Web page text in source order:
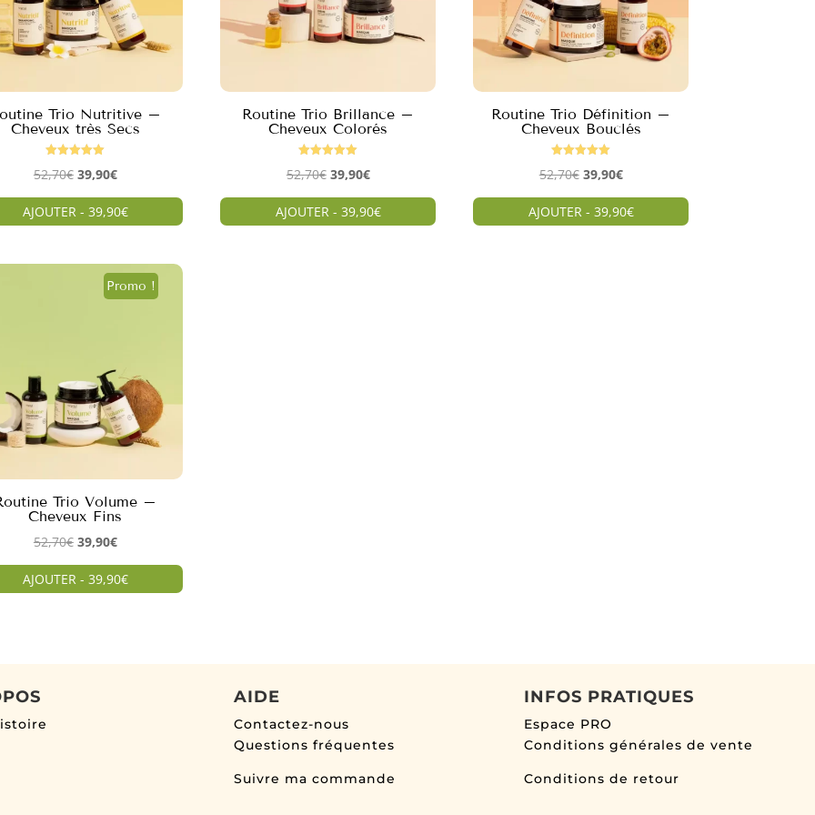
Trio Nutritive –
Cheveux très Secs
5.00
52,70€ Le
prix
initial
39,90€Le
prix
actuel
AJOUTER - 39,90€
Routine Trio Brillance –
Cheveux Colorés
5.00
52,70€ Le
prix
initial
39,90€Le
prix
actuel
AJOUTER - 39,90€
Routine Trio Définition –
Cheveux Bouclés
5.00
52,70€ Le
prix
initial
39,90€Le
prix
actuel
AJOUTER - 39,90€
Promo !
Trio Volume –
Cheveux Fins
52,70€ Le
prix
initial
39,90€Le
prix
actuel
AJOUTER - 39,90€
AIDE
Contactez-nous
Questions fréquentes
Suivre ma commande
INFOS PRATIQUES
Espace PRO
Conditions générales de vente
Conditions de retour